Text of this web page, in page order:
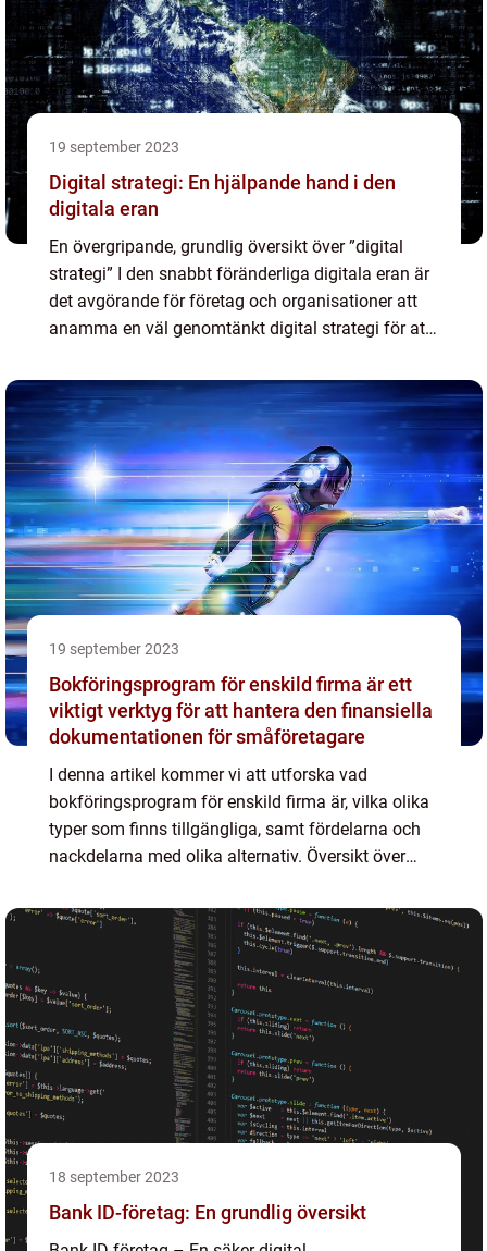
19 september 2023
Digital strategi: En hjälpande hand i den
digitala eran
En övergripande, grundlig översikt över ”digital
strategi” I den snabbt föränderliga digitala eran är
det avgörande för företag och organisationer att
anamma en väl genomtänkt digital strategi för att
19 september 2023
Bokföringsprogram för enskild firma är ett
viktigt verktyg för att hantera den finansiella
dokumentationen för småföretagare
I denna artikel kommer vi att utforska vad
bokföringsprogram för enskild firma är, vilka olika
typer som finns tillgängliga, samt fördelarna och
nackdelarna med olika alternativ. Översikt över
Bokföringsprogram för...
18 september 2023
Bank ID-företag: En grundlig översikt